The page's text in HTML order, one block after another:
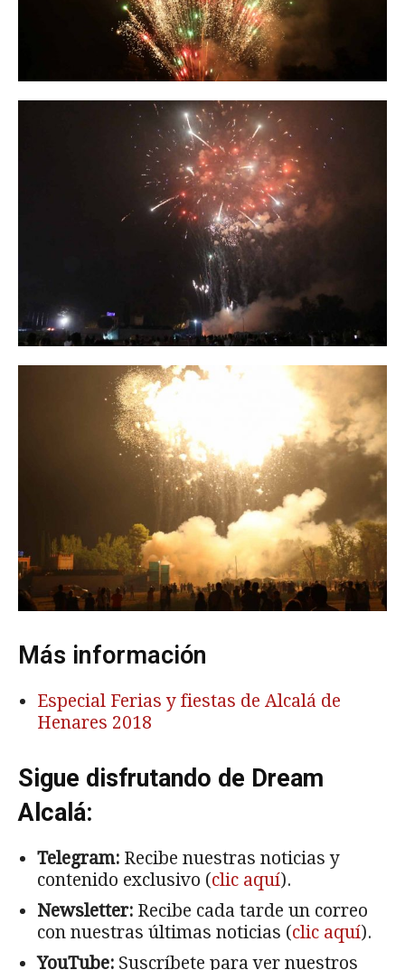
Más información
Especial Ferias y fiestas de Alcalá de
Henares 2018
Sigue disfrutando de Dream
Alcalá:
Telegram: Recibe nuestras noticias y
contenido exclusivo (clic aquí).
Newsletter: Recibe cada tarde un correo
con nuestras últimas noticias (clic aquí).
YouTube: Suscríbete para ver nuestros